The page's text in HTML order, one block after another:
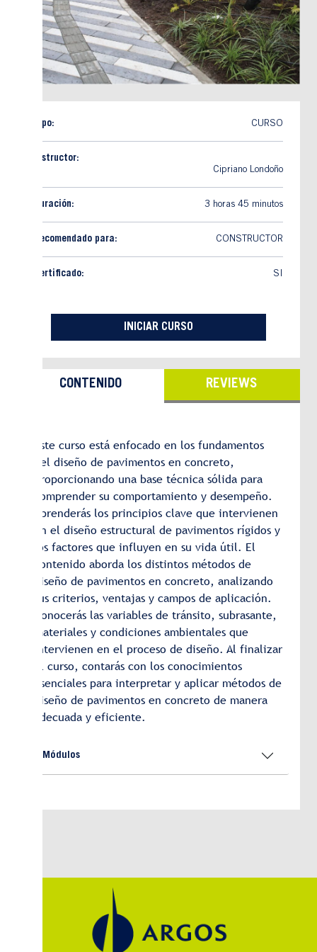
Tipo: CURSO
Instructor:
Cipriano Londoño
Duración: 3 horas 45 minutos
Recomendado para: CONSTRUCTOR
Certificado: SI
INICIAR CURSO
CONTENIDO REVIEWS
Este curso está enfocado en los fundamentos
del diseño de pavimentos en concreto,
proporcionando una base técnica sólida para
comprender su comportamiento y desempeño.
Aprenderás los principios clave que intervienen
en el diseño estructural de pavimentos rígidos y
los factores que influyen en su vida útil. El
contenido aborda los distintos métodos de
diseño de pavimentos en concreto, analizando
sus criterios, ventajas y campos de aplicación.
Conocerás las variables de tránsito, subrasante,
materiales y condiciones ambientales que
intervienen en el proceso de diseño. Al finalizar
el curso, contarás con los conocimientos
esenciales para interpretar y aplicar métodos de
diseño de pavimentos en concreto de manera
adecuada y eficiente.
Módulos